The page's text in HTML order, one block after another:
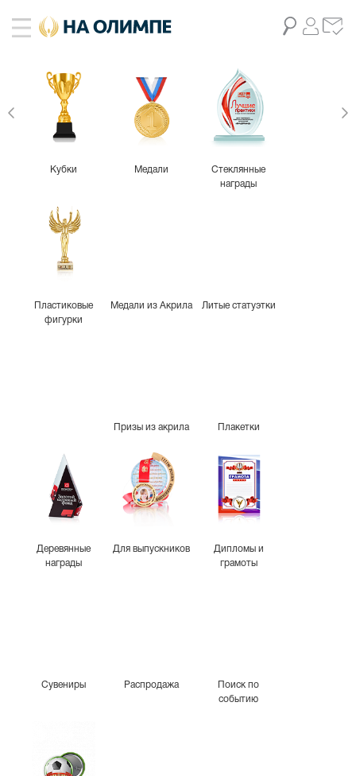
Кубки Медали
Стеклянные
награды
Пластиковые
фигурки
Медали из Акрила Литые статуэтки
Призы из акрила Плакетки
Деревянные
награды
Для выпускников
Дипломы и
грамоты
Сувениры Распродажа
Поиск по
событию
живое фото